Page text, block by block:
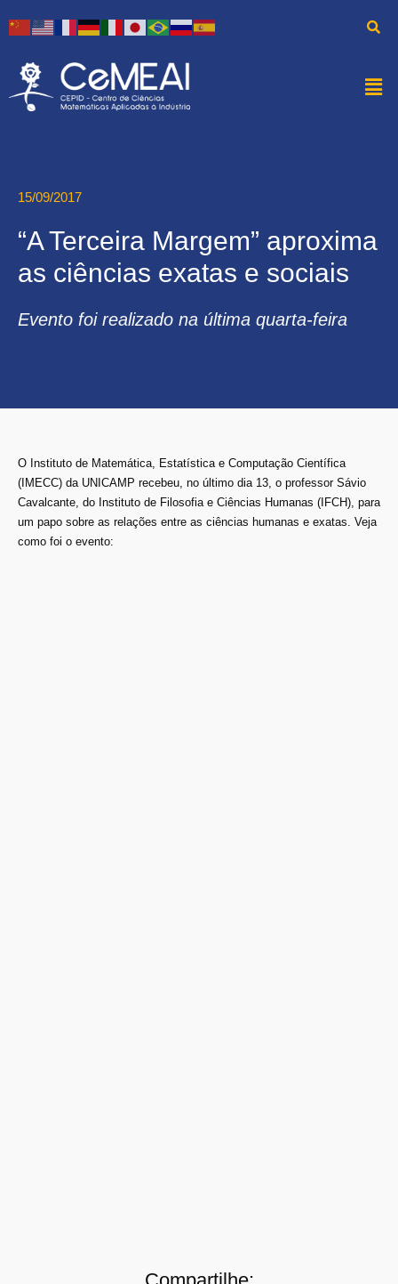
15/09/2017
“A Terceira Margem” aproxima
as ciências exatas e sociais
Evento foi realizado na última quarta-feira
O Instituto de Matemática, Estatística e Computação Científica
(IMECC) da UNICAMP recebeu, no último dia 13, o professor Sávio
Cavalcante, do Instituto de Filosofia e Ciências Humanas (IFCH), para
um papo sobre as relações entre as ciências humanas e exatas. Veja
como foi o evento:
Compartilhe: